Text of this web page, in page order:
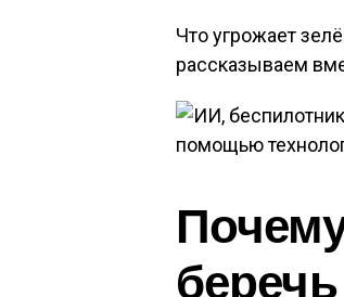
Что угрожает
рассказываем
беречь